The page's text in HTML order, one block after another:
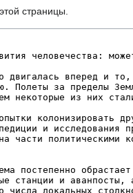
страницы.